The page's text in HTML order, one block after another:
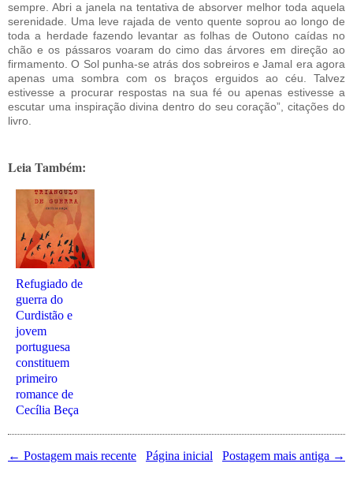
sempre. Abri a janela na tentativa de absorver melhor toda aquela
serenidade. Uma leve rajada de vento quente soprou ao longo de
toda a herdade fazendo levantar as folhas de Outono caídas no
chão e os pássaros voaram do cimo das árvores em direção ao
firmamento. O Sol punha-se atrás dos sobreiros e Jamal era agora
apenas uma sombra com os braços erguidos ao céu. Talvez
estivesse a procurar respostas na sua fé ou apenas estivesse a
escutar uma inspiração divina dentro do seu coração”, citações do
livro.
Leia Também:
Refugiado de
guerra do
Curdistão e
jovem
portuguesa
constituem
primeiro
romance de
Cecília Beça
← Postagem mais recente Postagem mais antiga →
Página inicial